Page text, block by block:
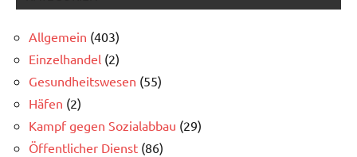
Allgemein (403)
Einzelhandel (2)
Gesundheitswesen (55)
Häfen (2)
Kampf gegen Sozialabbau (29)
Öffentlicher Dienst (86)